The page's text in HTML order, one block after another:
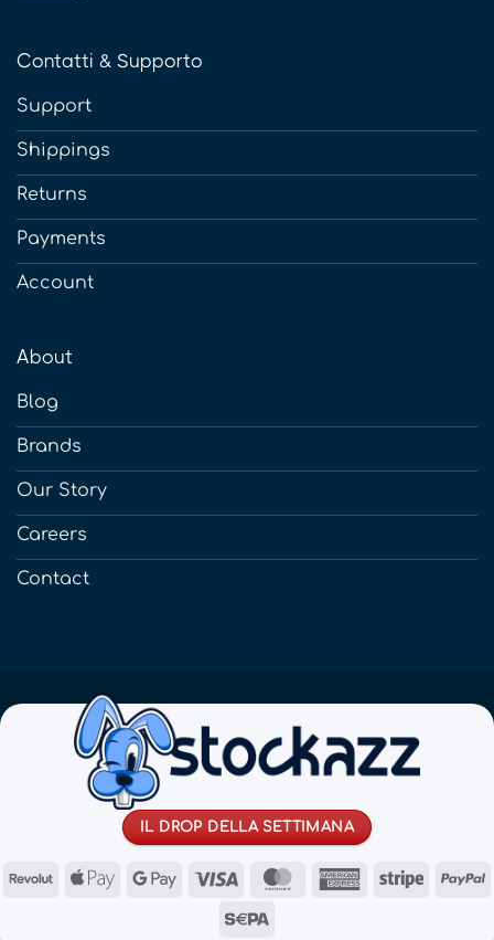
Contatti & Supporto
Support
Shippings
Returns
Payments
Account
About
Blog
Brands
Our Story
Careers
Contact
IL DROP DELLA SETTIMANA
RevolutApple GoogleVisa MasterCardAmericanStripe